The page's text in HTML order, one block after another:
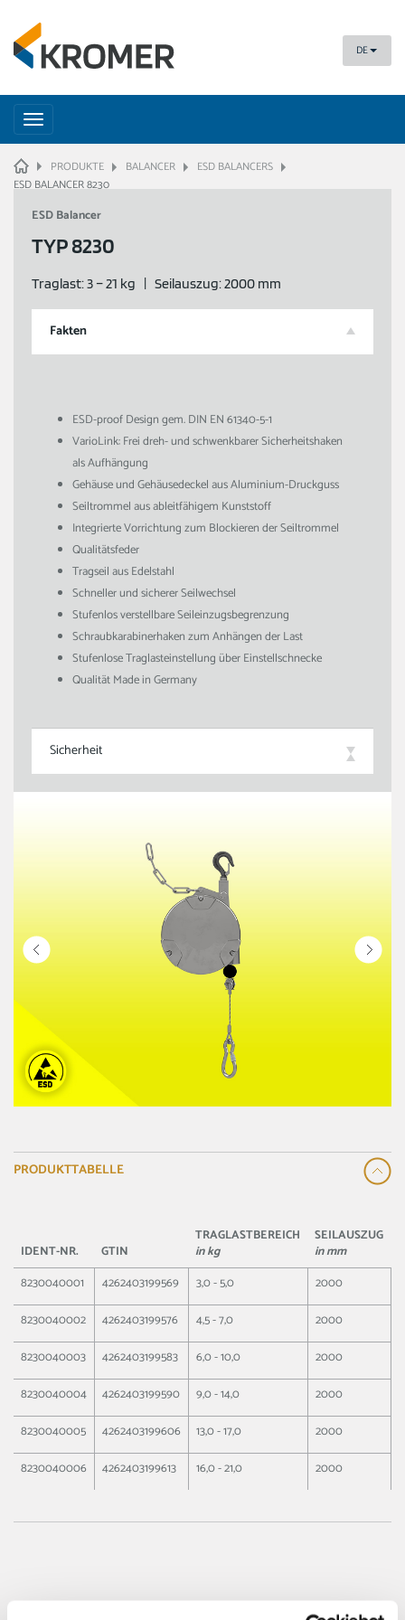
DE
Toggle
navigation
HOME PRODUKTE BALANCER
ESD BALANCERS
ESD BALANCER 8230
ESD Balancer
TYP 8230
Traglast: 3 – 21 kg | Seilauszug: 2000 mm
Fakten
ESD-proof Design gem. DIN EN 61340-5-1
VarioLink: Frei dreh- und schwenkbarer Sicherheitshaken
als Aufhängung
Gehäuse und Gehäusedeckel aus Aluminium-Druckguss
Seiltrommel aus ableitfähigem Kunststoff
Integrierte Vorrichtung zum Blockieren der Seiltrommel
Qualitätsfeder
Tragseil aus Edelstahl
Schneller und sicherer Seilwechsel
Stufenlos verstellbare Seileinzugsbegrenzung
Schraubkarabinerhaken zum Anhängen der Last
Stufenlose Traglasteinstellung über Einstellschnecke
Qualität Made in Germany
Sicherheit
PRODUKTTABELLE
IDENT-NR. GTIN
TRAGLASTBEREICH
in kg
SEILAUSZUG
in mm
8230040001
4262403199569 3,0 - 5,0 2000
8230040002
4262403199576 4,5 - 7,0 2000
8230040003
4262403199583 6,0 - 10,0 2000
8230040004
4262403199590 9,0 - 14,0 2000
8230040005
4262403199606 13,0 - 17,0 2000
8230040006
4262403199613 16,0 - 21,0 2000